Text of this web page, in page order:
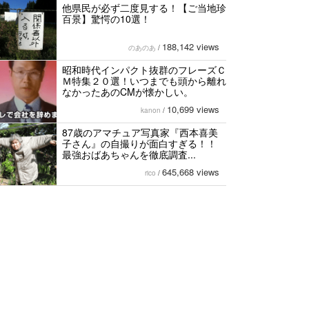
他県民が必ず二度見する！【ご当地珍
百景】驚愕の10選！
のあのあ / 188,142 views
昭和時代インパクト抜群のフレーズＣ
Ｍ特集２０選！いつまでも頭から離れ
なかったあのCMが懐かしい。
kanon / 10,699 views
87歳のアマチュア写真家『西本喜美
子さん』の自撮りが面白すぎる！！
最強おばあちゃんを徹底調査...
rico / 645,668 views